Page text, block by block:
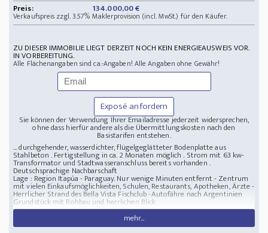
Preis:
134.000,00 €
Verkaufspreis zzgl. 3.57% Maklerprovision (incl. MwSt.) für den Käufer.
ZU DIESER IMMOBILIE LIEGT DERZEIT NOCH KEIN ENERGIEAUSWEIS VOR.
IN VORBEREITUNG.
Alle Flächenangaben sind ca.-Angaben! Alle Angaben ohne Gewähr!
Exposé anfordern
Sie können der Verwendung Ihrer Emailadresse jederzeit widersprechen,
ohne dass hierfür andere als die Übermittlungskosten nach den
Basistarifen entstehen.
... durchgehender, wasserdichter, flügelgeglätteter Bodenplatte aus
Stahlbeton . Fertigstellung in ca. 2 Monaten möglich . Strom mit 63 kw-
Transformator und Stadtwasseranschluss bereits vorhanden .
Deutschsprachige Nachbarschaft
Lage : Region Itapúa - Paraguay. Nur wenige Minuten entfernt - Zentrum
mit vielen Einkaufsmöglichkeiten, Schulen, Restaurants, Apotheken, Ärzte -
Herrlicher Strand des Bella Vista Fischclub -Autofähre nach Argentinien
Grundstück mit Rohbau und herrlichen Blick
mehr...